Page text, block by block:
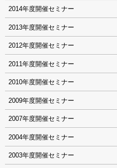
2014
2013
2012
2011
2010
2009
2007
2004
2003